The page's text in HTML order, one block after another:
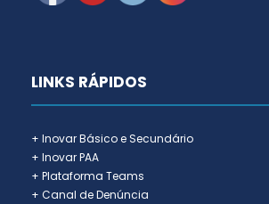
LINKS RÁPIDOS
+ Inovar Básico e Secundário
+ Inovar PAA
+ Plataforma Teams
+ Canal de Denúncia